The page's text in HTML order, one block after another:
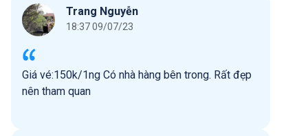
Trang Nguyễn
18:37 09/07/23
Giá vé:150k/1ng Có nhà hàng bên trong. Rất đẹp
nên tham quan